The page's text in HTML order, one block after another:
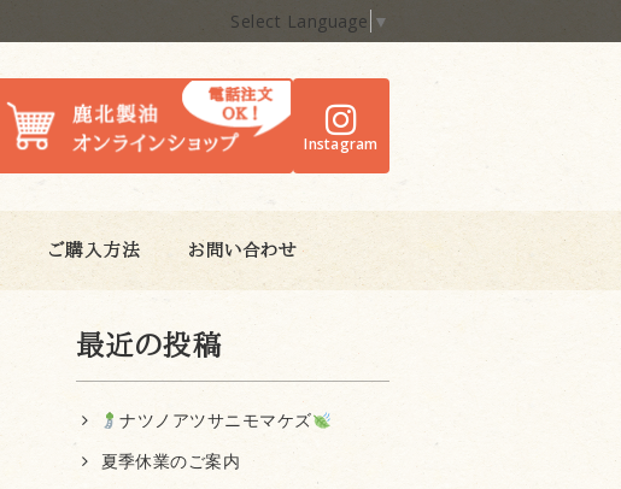
Select Language ▼
Instagram
ご購入方法 お問い合わせ
最近の投稿
ナツノアツサニモマケズ
夏季休業のご案内